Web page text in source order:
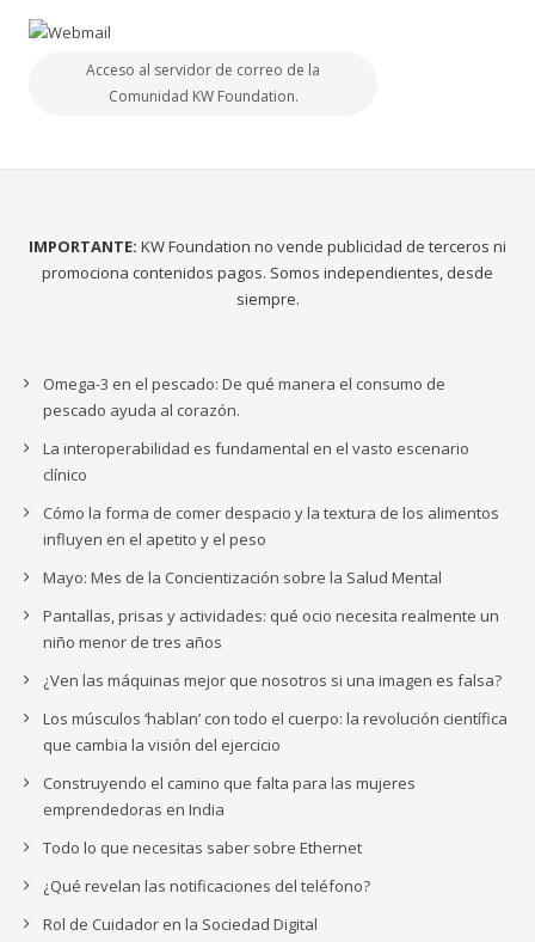
Acceso al servidor de correo de la
Comunidad KW Foundation.
IMPORTANTE: KW Foundation no vende publicidad de terceros ni
promociona contenidos pagos. Somos independientes, desde
siempre.
Omega-3 en el pescado: De qué manera el consumo de
pescado ayuda al corazón.
La interoperabilidad es fundamental en el vasto escenario
clínico
Cómo la forma de comer despacio y la textura de los alimentos
influyen en el apetito y el peso
Mayo: Mes de la Concientización sobre la Salud Mental
Pantallas, prisas y actividades: qué ocio necesita realmente un
niño menor de tres años
¿Ven las máquinas mejor que nosotros si una imagen es falsa?
Los músculos ‘hablan’ con todo el cuerpo: la revolución científica
que cambia la visión del ejercicio
Construyendo el camino que falta para las mujeres
emprendedoras en India
Todo lo que necesitas saber sobre Ethernet
¿Qué revelan las notificaciones del teléfono?
Rol de Cuidador en la Sociedad Digital